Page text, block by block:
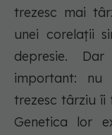
trezesc mai
unei corelații
depresie.
important: nu
trezesc târziu îi
Genetica lor